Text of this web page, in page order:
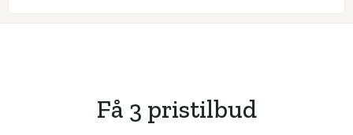
Få 3 pristilbud